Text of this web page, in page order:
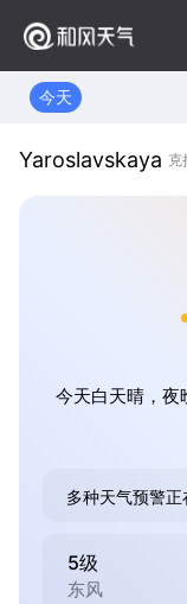
今天
Yaroslavskaya 克
今天白天晴，夜
多种天气预警正
5级
东风